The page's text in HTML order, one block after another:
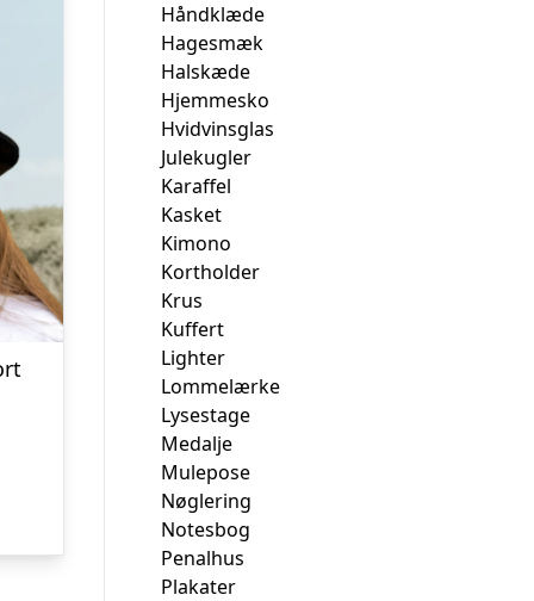
Håndklæde
Hagesmæk
Halskæde
Hjemmesko
Hvidvinsglas
Julekugler
Karaffel
Kasket
Kimono
Kortholder
Krus
Kuffert
Lighter
Lommelærke
Lysestage
Medalje
Mulepose
Nøglering
Notesbog
Penalhus
Plakater